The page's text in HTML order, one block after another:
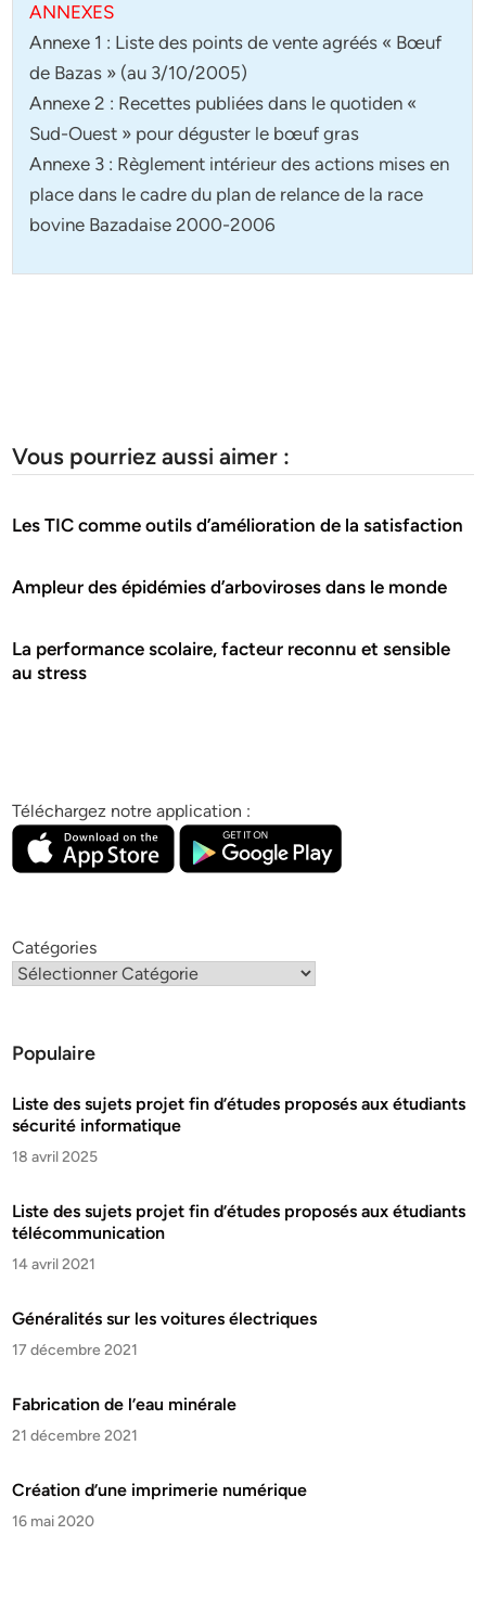
ANNEXES
Annexe 1 : Liste des points de vente agréés « Bœuf
de Bazas » (au 3/10/2005)
Annexe 2 : Recettes publiées dans le quotiden «
Sud-Ouest » pour déguster le bœuf gras
Annexe 3 : Règlement intérieur des actions mises en
place dans le cadre du plan de relance de la race
bovine Bazadaise 2000-2006
Vous pourriez aussi aimer :
Les TIC comme outils d’amélioration de la satisfaction
Ampleur des épidémies d’arboviroses dans le monde
La performance scolaire, facteur reconnu et sensible
au stress
Téléchargez notre application :
Catégories
Populaire
Liste des sujets projet fin d’études proposés aux étudiants
sécurité informatique
18 avril 2025
Liste des sujets projet fin d’études proposés aux étudiants
télécommunication
14 avril 2021
Généralités sur les voitures électriques
17 décembre 2021
Fabrication de l’eau minérale
21 décembre 2021
Création d’une imprimerie numérique
16 mai 2020